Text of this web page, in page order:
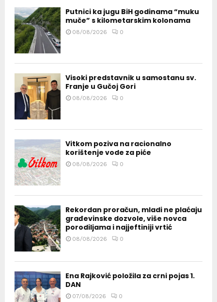
Putnici ka jugu BiH godinama “muku
muče” s kilometarskim kolonama
08/08/2026 0
Visoki predstavnik u samostanu sv.
Franje u Gučoj Gori
08/08/2026 0
Vitkom poziva na racionalno
korištenje vode za piće
08/08/2026 0
Rekordan proračun, mladi ne plaćaju
građevinske dozvole, više novca
porodiljama i najjeftiniji vrtić
08/08/2026 0
Ena Rajković položila za crni pojas 1.
DAN
07/08/2026 0